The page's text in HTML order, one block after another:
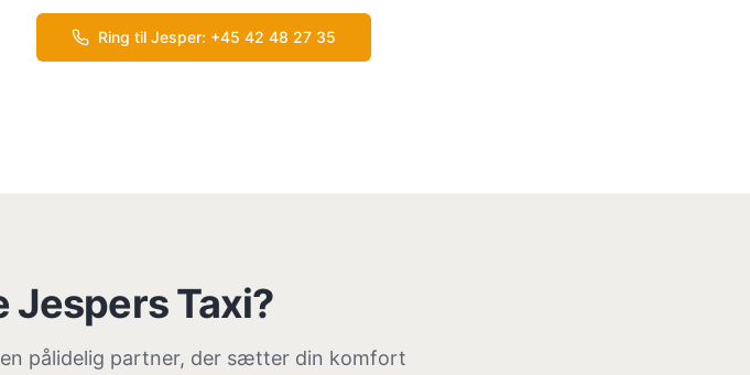
Ring til Jesper: +45 42 48 27 35
Taxi?
pålidelig partner, der sætter din komfort